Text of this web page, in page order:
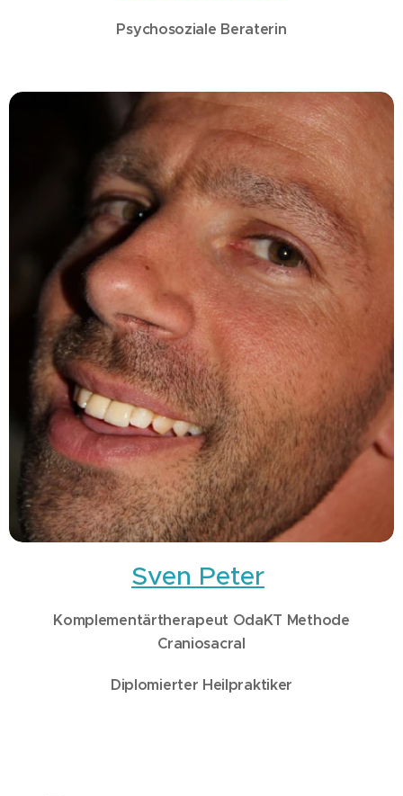
Psychosoziale Beraterin
Sven Peter
Komplementärtherapeut OdaKT Methode
Craniosacral
Diplomierter Heilpraktiker